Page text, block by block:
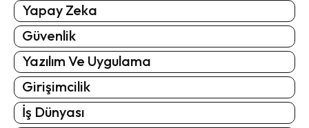
Yapay Zeka
Güvenlik
Yazılım Ve Uygulama
Girişimcilik
İş Dünyası